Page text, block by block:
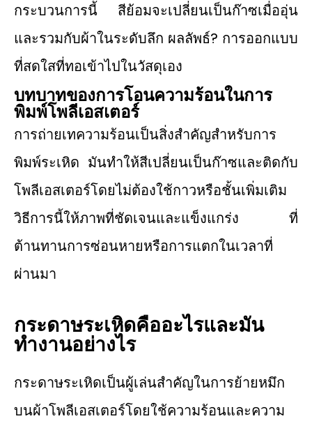
กระบวนการนี้ สีย้อมจะเปลี่ยนเป็นก๊าซเมื่ออุ่น
และรวมกับผ้าในระดับลึก ผลลัพธ์? การออกแบบ
ที่สดใสที่ทอเข้าไปในวัสดุเอง
บทบาทของการโอนความร้อนในการ
พิมพ์โพลีเอสเตอร์
การถ่ายเทความร้อนเป็นสิ่งสำคัญสําหรับการ
พิมพ์ระเหิด มันทำให้สีเปลี่ยนเป็นก๊าซและติดกับ
โพลีเอสเตอร์โดยไม่ต้องใช้กาวหรือชั้นเพิ่มเติม
วิธีการนี้ให้ภาพที่ชัดเจนและแข็งแกร่ง ที่
ต้านทานการซ่อนหายหรือการแตกในเวลาที่
ผ่านมา
กระดาษระเหิดคืออะไรและมัน
ทำงานอย่างไร
กระดาษระเหิดเป็นผู้เล่นสำคัญในการย้ายหมึก
บนผ้าโพลีเอสเตอร์โดยใช้ความร้อนและความ